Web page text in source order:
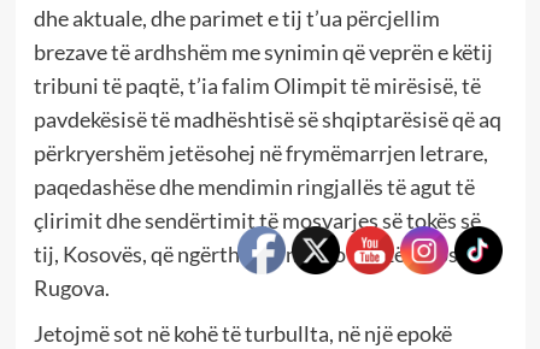
dhe aktuale, dhe parimet e tij t’ua përcjellim
brezave të ardhshëm me synimin që veprën e këtij
tribuni të paqtë, t’ia falim Olimpit të mirësisë, të
pavdekësisë të madhështisë së shqiptarësisë që aq
përkryershëm jetësohej në frymëmarrjen letrare,
paqedashëse dhe mendimin ringjallës të agut të
çlirimit dhe sendërtimit të mosvarjes së tokës së
tij, Kosovës, që ngërthente në çdo qelizë kolosi
Rugova.
Jetojmë sot në kohë të turbullta, në një epokë